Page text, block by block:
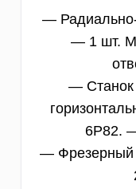
—
— 1 шт.
— Станок
6Р82.
— Фрезерный